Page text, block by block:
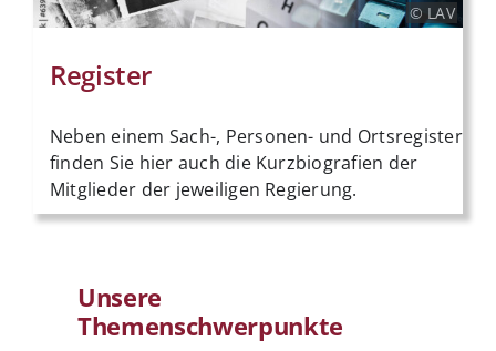
Unsere
Themenschwerpunkte
© LAV
Register
Neben einem Sach-, Personen- und Ortsregister
finden Sie hier auch die Kurzbiografien der
Mitglieder der jeweiligen Regierung.